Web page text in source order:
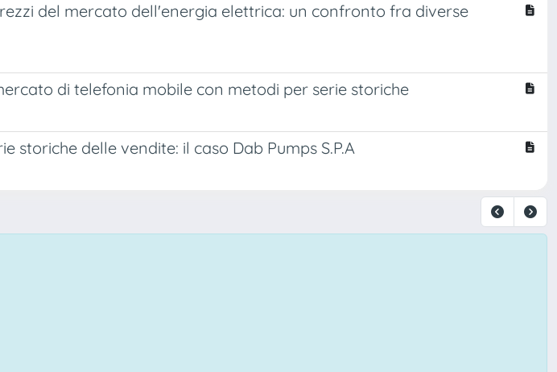
del mercato dell'energia elettrica: un confronto fra diverse
di telefonia mobile con metodi per serie storiche
storiche delle vendite: il caso Dab Pumps S.P.A